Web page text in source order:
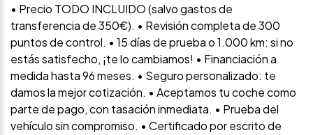
• Precio TODO INCLUIDO (salvo gastos de
transferencia de 350€). • Revisión completa de 300
puntos de control. • 15 días de prueba o 1.000 km: si no
estás satisfecho, ¡te lo cambiamos! • Financiación a
medida hasta 96 meses. • Seguro personalizado: te
damos la mejor cotización. • Aceptamos tu coche como
parte de pago, con tasación inmediata. • Prueba del
vehículo sin compromiso. • Certificado por escrito de